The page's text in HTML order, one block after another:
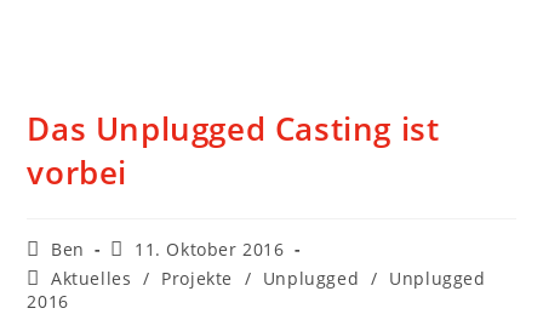
Das Unplugged Casting ist
vorbei
Ben
11. Oktober 2016
Aktuelles / Projekte / Unplugged / Unplugged
2016